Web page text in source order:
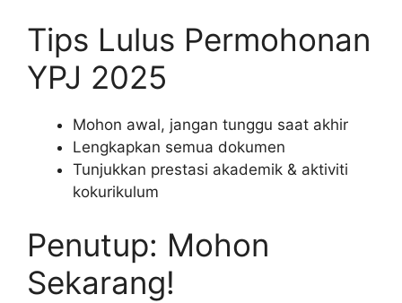
Tips Lulus Permohonan
YPJ 2025
Mohon awal, jangan tunggu saat akhir
Lengkapkan semua dokumen
Tunjukkan prestasi akademik & aktiviti
kokurikulum
Penutup: Mohon
Sekarang!